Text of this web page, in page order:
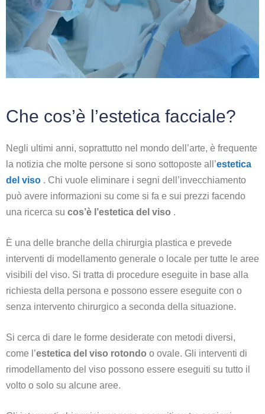
Che cos’è l’estetica facciale?
Negli ultimi anni, soprattutto nel mondo dell’arte, è frequente
la notizia che molte persone si sono sottoposte all’estetica
del viso . Chi vuole eliminare i segni dell’invecchiamento
può avere informazioni su come si fa e sui prezzi facendo
una ricerca su cos’è l’estetica del viso .
È una delle branche della chirurgia plastica e prevede
interventi di modellamento generale o locale per tutte le aree
visibili del viso. Si tratta di procedure eseguite in base alla
richiesta della persona e possono essere eseguite con o
senza intervento chirurgico a seconda della situazione.
Si cerca di dare le forme desiderate con metodi diversi,
come l’estetica del viso rotondo o ovale. Gli interventi di
rimodellamento del viso possono essere eseguiti su tutto il
volto o solo su alcune aree.